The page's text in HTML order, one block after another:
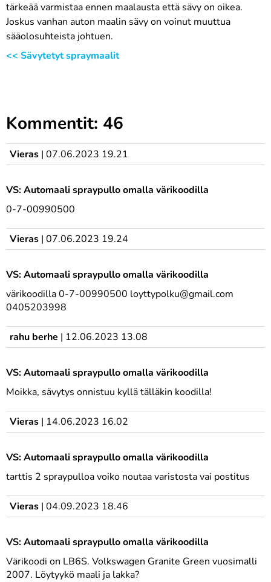
tärkeää varmistaa ennen maalausta että sävy on oikea.
Joskus vanhan auton maalin sävy on voinut muuttua
sääolosuhteista johtuen.
<< Sävytetyt spraymaalit
Kommentit: 46
Vieras | 07.06.2023 19.21
VS: Automaali spraypullo omalla värikoodilla
0-7-00990500
Vieras | 07.06.2023 19.24
VS: Automaali spraypullo omalla värikoodilla
värikoodilla 0-7-00990500 loyttypolku@gmail.com
0405203998
rahu berhe | 12.06.2023 13.08
VS: Automaali spraypullo omalla värikoodilla
Moikka, sävytys onnistuu kyllä tälläkin koodilla!
Vieras | 14.06.2023 16.02
VS: Automaali spraypullo omalla värikoodilla
tarttis 2 spraypulloa voiko noutaa varistosta vai postitus
Vieras | 04.09.2023 18.46
VS: Automaali spraypullo omalla värikoodilla
Värikoodi on LB6S. Volkswagen Granite Green vuosimalli
2007. Löytyykö maali ja lakka?